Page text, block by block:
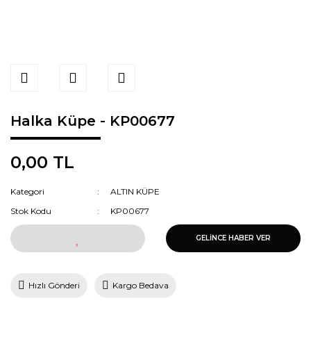
Halka Küpe - KP00677
0,00 TL
Kategori
ALTIN KÜPE
Stok Kodu
KP00677
GELİNCE HABER VER
Hızlı Gönderi Kargo Bedava